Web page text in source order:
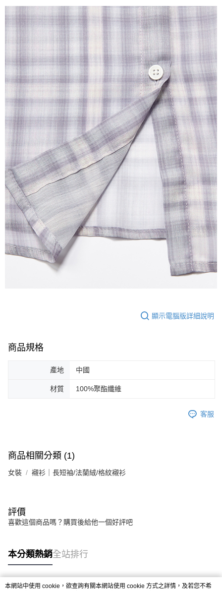
顯示電腦版詳細說明
商品規格
產地 中國
材質 100%聚酯纖維
客服
商品相關分類 (1)
女裝 襯衫｜長短袖/法蘭絨/格紋襯衫
評價
喜歡這個商品嗎？購買後給他一個好評吧
本分類熱銷全站排行
本網站中使用 cookie，欲查詢有關本網站使用 cookie 方式之詳情，及若您不希